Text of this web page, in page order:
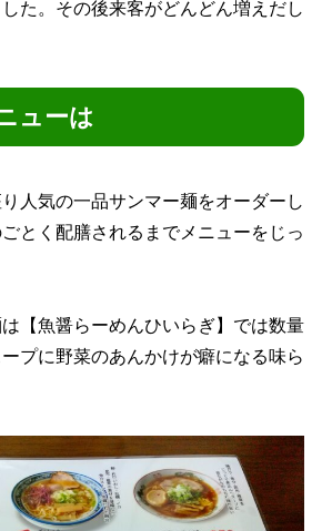
た。その後来客がどんどん増えだし
ューは
人気の一品サンマー麺をオーダーし
とく配膳されるまでメニューをじっ
【魚醤らーめんひいらぎ】では数量
プに野菜のあんかけが癖になる味ら